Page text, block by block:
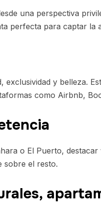
una perspectiva
perfecta para captar la
y belleza.
como Airbnb,
o El Puerto,
sobre el resto.